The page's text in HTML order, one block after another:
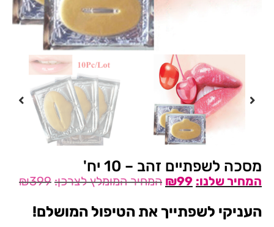
מסכה לשפתיים זהב – 10 יח'
₪399 ₪99
העניקי לשפתייך את הטיפול המושלם!